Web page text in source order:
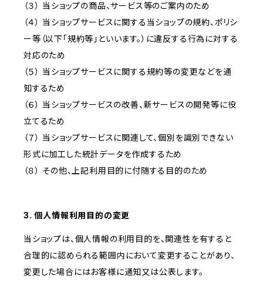
（３） 当ショップの商品、サービス等のご案内のため
（４） 当ショップサービスに関する当ショップの規約、ポリシ
ー等（以下「規約等」といいます。）に違反する行為に対する
対応のため
（５） 当ショップサービスに関する規約等の変更などを通
知するため
（６） 当ショップサービスの改善、新サービスの開発等に役
立てるため
（７） 当ショップサービスに関連して、個別を識別できない
形式に加工した統計データを作成するため
（８） その他、上記利用目的に付随する目的のため
3. 個人情報利用目的の変更
当ショップは、個人情報の利用目的を、関連性を有すると
合理的に認められる範囲内において変更することがあり、
変更した場合にはお客様に通知又は公表します。